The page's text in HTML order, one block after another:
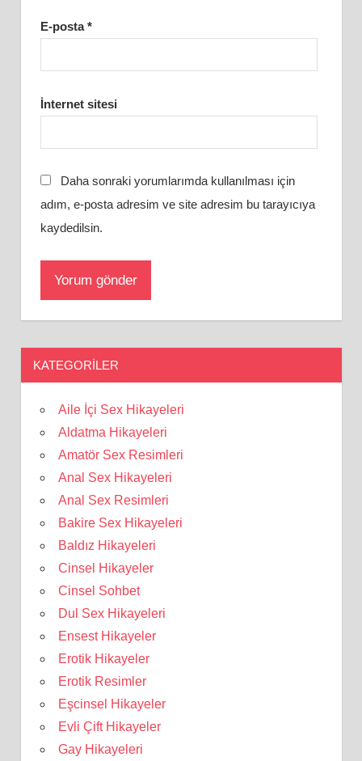
E-posta*
İnternet sitesi
Daha sonraki yorumlarımda kullanılması için
adım, e-posta adresim ve site adresim bu tarayıcıya
kaydedilsin.
KATEGORILER
Aile İçi Sex Hikayeleri
Aldatma Hikayeleri
Amatör Sex Resimleri
Anal Sex Hikayeleri
Anal Sex Resimleri
Bakire Sex Hikayeleri
Baldız Hikayeleri
Cinsel Hikayeler
Cinsel Sohbet
Dul Sex Hikayeleri
Ensest Hikayeler
Erotik Hikayeler
Erotik Resimler
Eşcinsel Hikayeler
Evli Çift Hikayeler
Gay Hikayeleri